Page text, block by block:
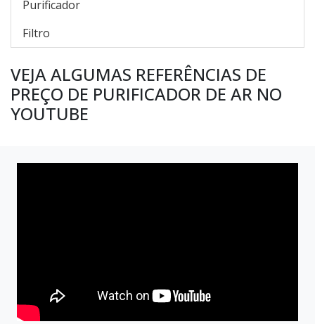
Purificador
Filtro
VEJA ALGUMAS REFERÊNCIAS DE
PREÇO DE PURIFICADOR DE AR NO
YOUTUBE